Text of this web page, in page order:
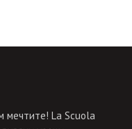
мечтите! La Scuola